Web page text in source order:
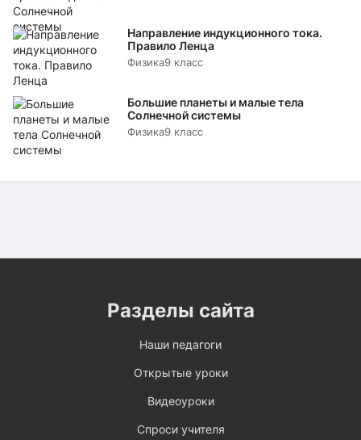
Направление индукционного тока.
Правило Ленца
Физика9 класс
Большие планеты и малые тела
Солнечной системы
Физика9 класс
Разделы сайта
Наши педагоги
Открытые уроки
Видеоуроки
Спроси учителя